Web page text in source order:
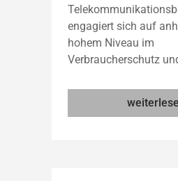
engagiert sich auf
hohem Niveau im
Verbraucherschutz